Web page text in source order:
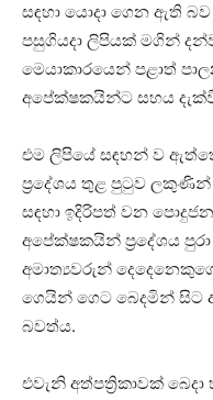
සඳහා යොදා ගෙන ඇති
පසුගියදා ලිපියක් මගින්
මෙයාකාරයෙන් පළාත්
අපේක්ෂකයින්ට සහය
එම ලිපියේ සඳහන් ව
ප්‍රදේශය තුළ පුටුව
සඳහා ඉදිරිපත් වන
අපේක්ෂකයින් ප්‍රදේශය
අමාත්‍යවරුන්
ගෙයින් ගෙට බෙදමින් සිට
බවත්ය.
එවැනි අත්පත්‍රිකාවක්